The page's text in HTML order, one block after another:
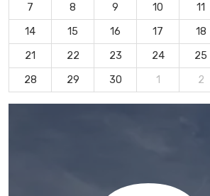
7
8 9 10 11
14
15 16 17 18
21
22 23 24 25
28
29 30 1 2